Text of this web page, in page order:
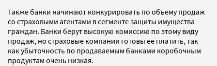
Также банки начинают конкурировать по объему продаж
со страховыми агентами в сегменте защиты имущества
граждан. Банки берут высокую комиссию по этому виду
продаж, но страховые компании готовы ее платить, так
как убыточность по продаваемым банками коробочным
продуктам очень низкая.